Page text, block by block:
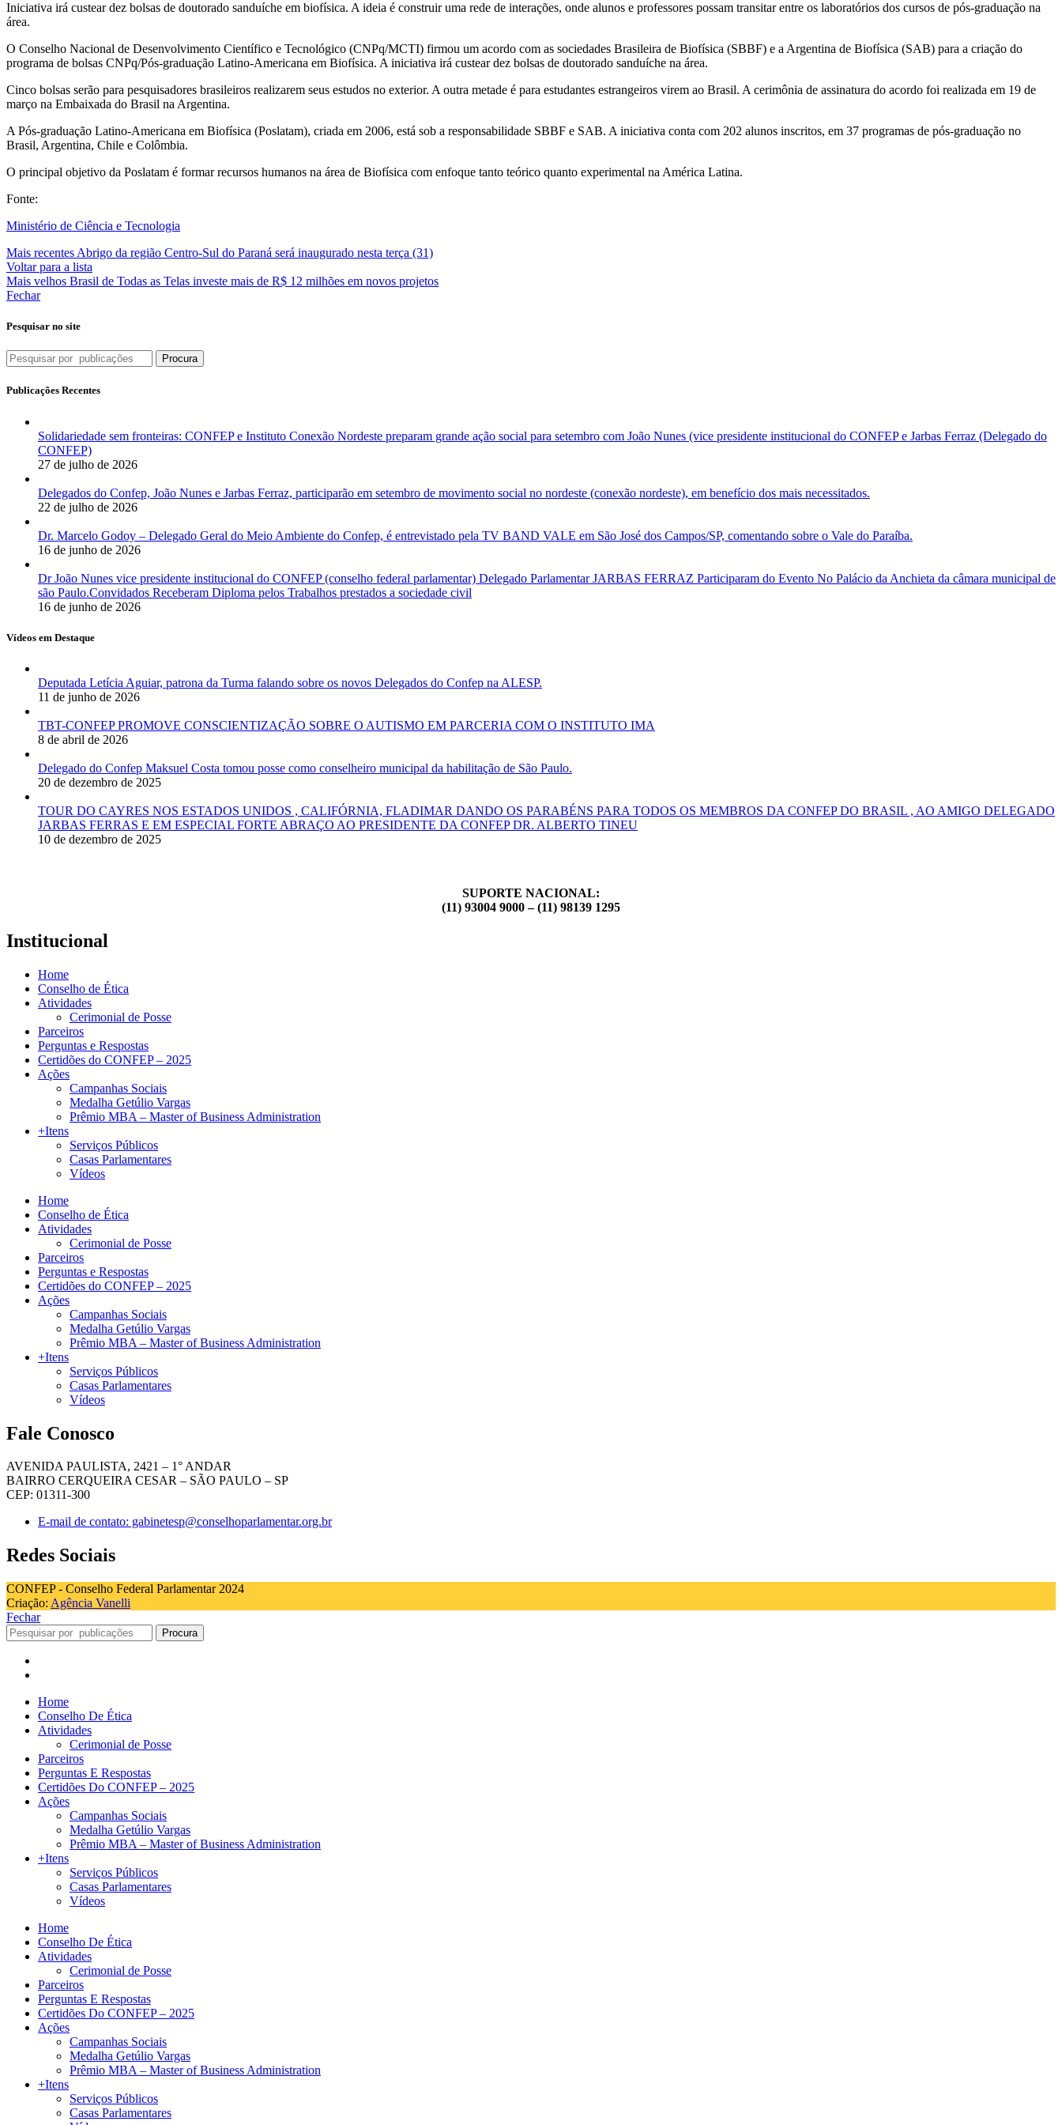
Iniciativa irá custear dez bolsas de doutorado sanduíche em biofísica. A ideia é construir uma rede de interações, onde alunos e professores possam transitar entre os laboratórios dos cursos de pós-graduação na
área.
O Conselho Nacional de Desenvolvimento Científico e Tecnológico (CNPq/MCTI) firmou um acordo com as sociedades Brasileira de Biofísica (SBBF) e a Argentina de Biofísica (SAB) para a criação do
programa de bolsas CNPq/Pós-graduação Latino-Americana em Biofísica. A iniciativa irá custear dez bolsas de doutorado sanduíche na área.
Cinco bolsas serão para pesquisadores brasileiros realizarem seus estudos no exterior. A outra metade é para estudantes estrangeiros virem ao Brasil. A cerimônia de assinatura do acordo foi realizada em 19 de
março na Embaixada do Brasil na Argentina.
A Pós-graduação Latino-Americana em Biofísica (Poslatam), criada em 2006, está sob a responsabilidade SBBF e SAB. A iniciativa conta com 202 alunos inscritos, em 37 programas de pós-graduação no
Brasil, Argentina, Chile e Colômbia.
O principal objetivo da Poslatam é formar recursos humanos na área de Biofísica com enfoque tanto teórico quanto experimental na América Latina.
Fonte:
Ministério de Ciência e Tecnologia
Mais recentes Abrigo da região Centro-Sul do Paraná será inaugurado nesta terça (31)
Voltar para a lista
Mais velhos Brasil de Todas as Telas investe mais de R$ 12 milhões em novos projetos
Fechar
Pesquisar no site
Procura
Publicações Recentes
Solidariedade sem fronteiras: CONFEP e Instituto Conexão Nordeste preparam grande ação social para setembro com João Nunes (vice presidente institucional do CONFEP e Jarbas Ferraz (Delegado do
CONFEP)
27 de julho de 2026
Delegados do Confep, João Nunes e Jarbas Ferraz, participarão em setembro de movimento social no nordeste (conexão nordeste), em benefício dos mais necessitados.
22 de julho de 2026
Dr. Marcelo Godoy – Delegado Geral do Meio Ambiente do Confep, é entrevistado pela TV BAND VALE em São José dos Campos/SP, comentando sobre o Vale do Paraíba.
16 de junho de 2026
Dr João Nunes vice presidente institucional do CONFEP (conselho federal parlamentar) Delegado Parlamentar JARBAS FERRAZ Participaram do Evento No Palácio da Anchieta da câmara municipal de
são Paulo.Convidados Receberam Diploma pelos Trabalhos prestados a sociedade civil
16 de junho de 2026
Vídeos em Destaque
Deputada Letícia Aguiar, patrona da Turma falando sobre os novos Delegados do Confep na ALESP.
11 de junho de 2026
TBT-CONFEP PROMOVE CONSCIENTIZAÇÃO SOBRE O AUTISMO EM PARCERIA COM O INSTITUTO IMA
8 de abril de 2026
Delegado do Confep Maksuel Costa tomou posse como conselheiro municipal da habilitação de São Paulo.
20 de dezembro de 2025
TOUR DO CAYRES NOS ESTADOS UNIDOS , CALIFÓRNIA, FLADIMAR DANDO OS PARABÉNS PARA TODOS OS MEMBROS DA CONFEP DO BRASIL , AO AMIGO DELEGADO
JARBAS FERRAS E EM ESPECIAL FORTE ABRAÇO AO PRESIDENTE DA CONFEP DR. ALBERTO TINEU
10 de dezembro de 2025
SUPORTE NACIONAL:
(11) 93004 9000 – (11) 98139 1295
Institucional
Home
Conselho de Ética
Atividades
Cerimonial de Posse
Parceiros
Perguntas e Respostas
Certidões do CONFEP – 2025
Ações
Campanhas Sociais
Medalha Getúlio Vargas
Prêmio MBA – Master of Business Administration
+Itens
Serviços Públicos
Casas Parlamentares
Vídeos
Home
Conselho de Ética
Atividades
Cerimonial de Posse
Parceiros
Perguntas e Respostas
Certidões do CONFEP – 2025
Ações
Campanhas Sociais
Medalha Getúlio Vargas
Prêmio MBA – Master of Business Administration
+Itens
Serviços Públicos
Casas Parlamentares
Vídeos
Fale Conosco
AVENIDA PAULISTA, 2421 – 1° ANDAR
BAIRRO CERQUEIRA CESAR – SÃO PAULO – SP
CEP: 01311-300
E-mail de contato: gabinetesp@conselhoparlamentar.org.br
Redes Sociais
CONFEP - Conselho Federal Parlamentar 2024
Criação: Agência Vanelli
Fechar
Procura
Home
Conselho De Ética
Atividades
Cerimonial de Posse
Parceiros
Perguntas E Respostas
Certidões Do CONFEP – 2025
Ações
Campanhas Sociais
Medalha Getúlio Vargas
Prêmio MBA – Master of Business Administration
+Itens
Serviços Públicos
Casas Parlamentares
Vídeos
Home
Conselho De Ética
Atividades
Cerimonial de Posse
Parceiros
Perguntas E Respostas
Certidões Do CONFEP – 2025
Ações
Campanhas Sociais
Medalha Getúlio Vargas
Prêmio MBA – Master of Business Administration
+Itens
Serviços Públicos
Casas Parlamentares